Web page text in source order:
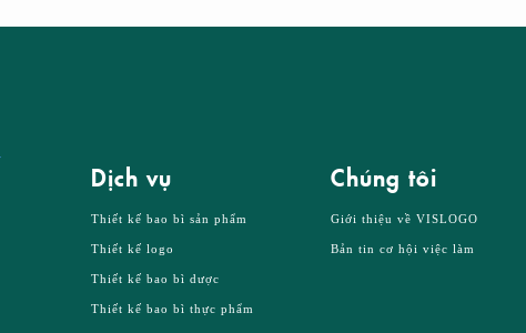
Dịch vụ
Thiết kế bao bì sản phẩm
Thiết kế logo
Thiết kế bao bì dược
Thiết kế bao bì thực phẩm
Chúng tôi
Giới thiệu về VISLOGO
Bản tin cơ hội việc làm